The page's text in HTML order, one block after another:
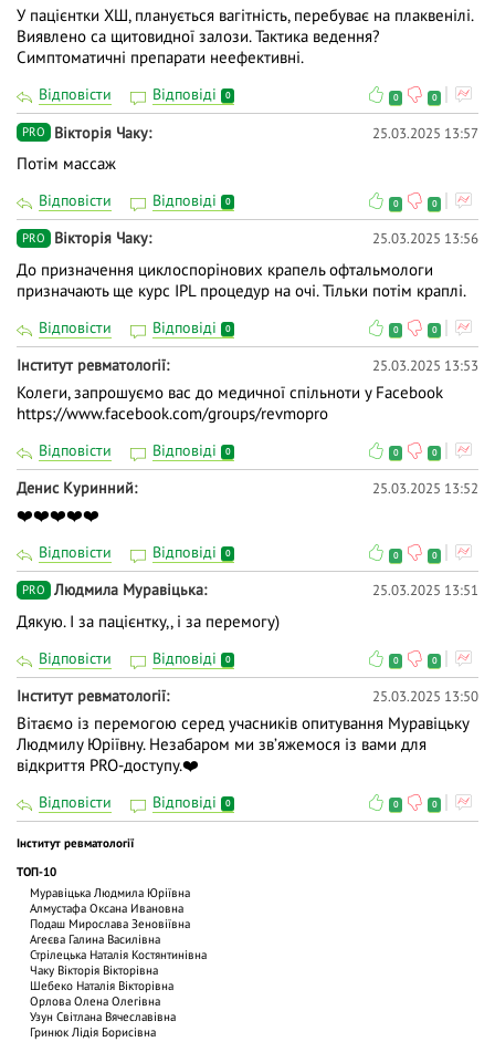
У пацієнтки ХШ, планується вагітність, перебуває на плаквенілі.
Виявлено са щитовидної залози. Тактика ведення?
Симптоматичні препарати неефективні.
Відповісти Відповіді 0 0 0
PRO Вiкторiя Чаку 25.03.2025 13:57
Потім массаж
Відповісти Відповіді 0 0 0
PRO Вiкторiя Чаку 25.03.2025 13:56
До призначення циклоспорінових крапель офтальмологи
призначають ще курс IPL процедур на очі. Тільки потім краплі.
Відповісти Відповіді 0 0 0
Інститут ревматології 25.03.2025 13:53
Колеги, запрошуємо вас до медичної спільноти у Facebook
https://www.facebook.com/groups/revmopro
Відповісти Відповіді 0 0 0
Денис Куринний 25.03.2025 13:52
❤️❤️❤️❤️❤️
Відповісти Відповіді 0 0 0
PRO Людмила Муравіцька 25.03.2025 13:51
Дякую. І за пацієнтку,, і за перемогу)
Відповісти Відповіді 0 0 0
Інститут ревматології 25.03.2025 13:50
Вітаємо із перемогою серед учасників опитування Муравіцьку
Людмилу Юріївну. Незабаром ми звʼяжемося із вами для
відкриття PRO-доступу.❤️
Відповісти Відповіді 0 0 0
Інститут ревматології
ТОП-10
Муравіцька Людмила Юріївна
Алмустафа Оксана Ивановна
Подаш Мирослава Зеновіївна
Агеєва Галина Василівна
Стрілецька Наталія Костянтинівна
Чаку Вiкторiя Вiкторiвна
Шебеко Наталія Вікторівна
Орлова Олена Олегівна
Узун Світлана Вячеславівна
Гринюк Лідія Борисівна